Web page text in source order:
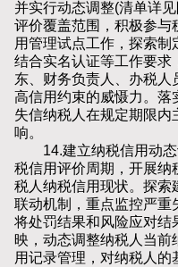
并实行动态调整(清单详
评价覆盖范围，积极参与
用管理试点工作，探索制
结合实名认证等工作要求
东、财务负责人、办税人
高信用约束的威慑力。落
失信纳税人在规定期限
响。
14.建立纳税信用动态
税信用评价周期，开展纳
税人纳税信用现状。探索
联动机制，重点监控严重
将处罚结果和风险应对结
映，动态调整纳税人当
用记录管理，对纳税人